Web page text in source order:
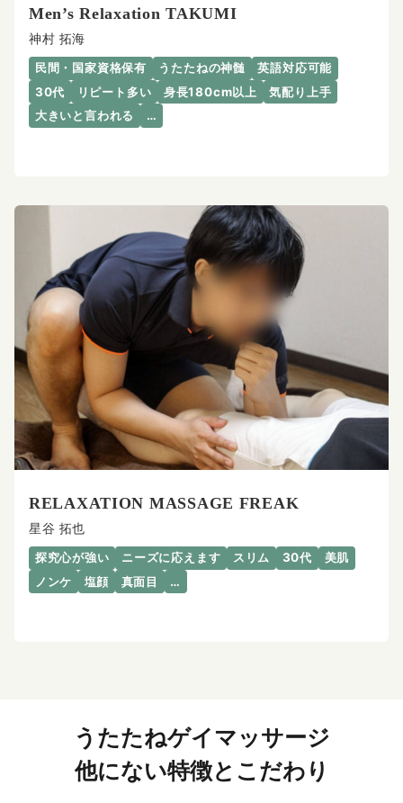
Men’s Relaxation TAKUMI
神村 拓海
民間・国家資格保有 うたたねの神髄
英語対応可能
30代
リピート多い 身長180cm以上
気配り上手
大きいと言われる
…
RELAXATION MASSAGE FREAK
星谷 拓也
探究心が強い ニーズに応えます スリム 30代
美肌
ノンケ
塩顔 真面目 …
うたたねゲイマッサージ
他にない特徴とこだわり